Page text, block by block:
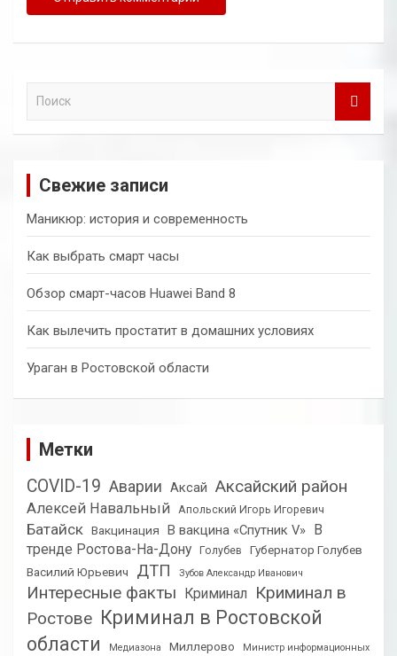
Свежие записи
Маникюр: история и современность
Как выбрать смарт часы
Обзор смарт-часов Huawei Band 8
Как вылечить простатит в домашних условиях
Ураган в Ростовской области
Метки
COVID-19 Аварии Аксай Аксайский район
Алексей Навальный Апольский Игорь Игоревич
Батайск Вакцинация В вакцина «Спутник V»
В
тренде Ростова-На-Дону
Голубев
Губернатор Голубев
Василий Юрьевич
ДТП Зубов Александр Иванович
Интересные факты Криминал
Криминал в
Ростове Криминал в Ростовской
области
Медиазона Миллерово Министр информационных